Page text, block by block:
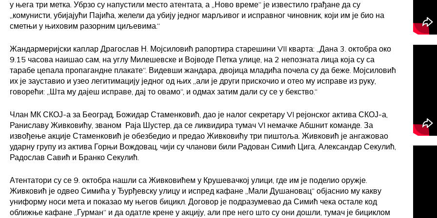
у њега три метка. Убрзо су напустили место атентата, а „Ново време“ је известило грађане да су
„комунисти, убијајући Пајића, желели да убију једног марљивог и исправног чиновник, који им је био на
сметњи у њиховим разорним циљевима.“
Жандармеријски каплар Драгослав Н. Мојсиловић рапортира старешини VII кварта: „Дана 3. октобра око
9.15 часова наишао сам, на углу Милешевске и Војводе Петка улице, на 2 непозната лица која су са
тарабе цепала пропагандне плакате“. Видевши жандара, двојица младића почела су да беже. Мојсиловић
их је зауставио и узео легитимацију једног од њих „али је други прискочио и отео му исправе из руку,
говорећи: „Шта му дајеш исправе, дај то овамо“, и одмах затим дали су се у бекство.“
Члан МК СКОЈ-а за Београд, Божидар Стаменковић, дао је налог секретару VI рејонског актива СКОЈ-а,
Раниславу Живковићу, званом Раја Шустер, да се ликвидира тумач VI немачке Абшнит команде. За
извођење акције Стаменковић је обезбедио и предао Живковићу три пиштоља. Живковић је ангажовао
ударну групу из актива Горњи Вождовац, чији су чланови били Радован Симић Цига, Александар Секулић,
Радослав Савић и Бранко Секулић.
Атентатори су се 9. октобра нашли са Живковићем у Крушевачкој улици, где им је поделио оружје.
Живковић је одвео Симића у Ђурђевску улицу и испред кафане „Мали Душановац“ објаснио му какву
униформу носи мета и показао му његов бицикл. Договор је подразумевао да Симић чека остале код
оближње кафане „Гурман“ и да одатле крене у акцију, али пре него што су они дошли, тумач је бициклом